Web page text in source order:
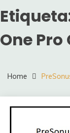
One
Home